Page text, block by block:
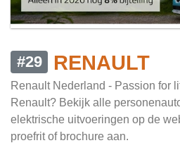
#29 RENAULT
Renault Nederland - Passion for
Renault? Bekijk alle
elektrische uitvoeringen op de
proefrit of brochure aan.